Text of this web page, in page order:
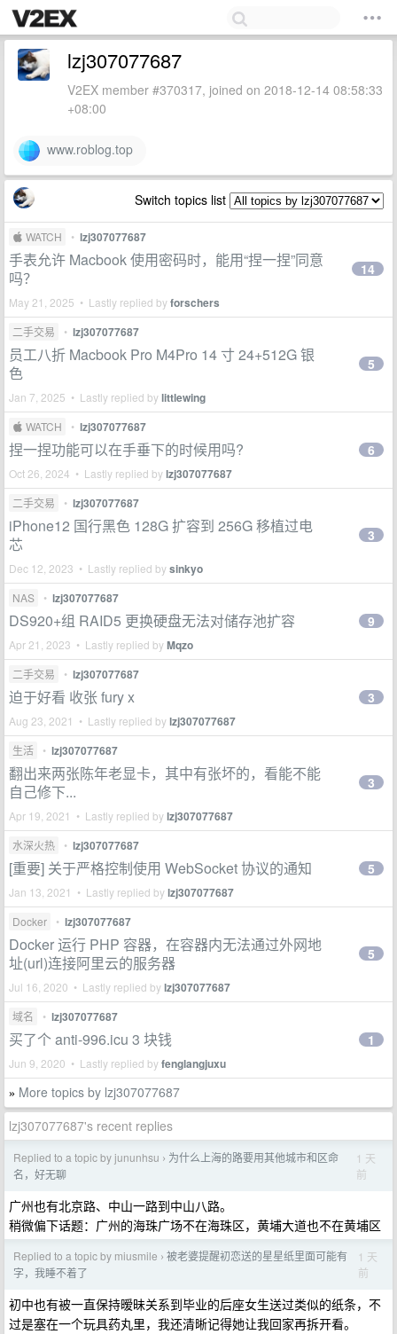
lzj307077687
V2EX member #370317, joined on 2018-12-14 08:58:33
+08:00
www.roblog.top
Switch topics list
 WATCH • lzj307077687
手表允许 Macbook 使用密码时，能用“捏一捏”同意
吗？
May 21, 2025 • Lastly replied byforschers
14
二手交易 • lzj307077687
员工八折 Macbook Pro M4Pro 14 寸 24+512G 银
色
Jan 7, 2025 • Lastly replied bylittlewing
5
 WATCH • lzj307077687
捏一捏功能可以在手垂下的时候用吗?
Oct 26, 2024 • Lastly replied bylzj307077687
6
二手交易 • lzj307077687
iPhone12 国行黑色 128G 扩容到 256G 移植过电
芯
Dec 12, 2023 • Lastly replied bysinkyo
3
NAS • lzj307077687
DS920+组 RAID5 更换硬盘无法对储存池扩容
Apr 21, 2023 • Lastly replied byMqzo
9
二手交易 • lzj307077687
迫于好看 收张 fury x
Aug 23, 2021 • Lastly replied bylzj307077687
3
生活 • lzj307077687
翻出来两张陈年老显卡，其中有张坏的，看能不能
自己修下...
Apr 19, 2021 • Lastly replied bylzj307077687
3
水深火热 • lzj307077687
[重要] 关于严格控制使用 WebSocket 协议的通知
Jan 13, 2021 • Lastly replied bylzj307077687
5
Docker • lzj307077687
Docker 运行 PHP 容器，在容器内无法通过外网地
址(url)连接阿里云的服务器
Jul 16, 2020 • Lastly replied bylzj307077687
5
域名 • lzj307077687
买了个 anti-996.icu 3 块钱
Jun 9, 2020 • Lastly replied byfenglangjuxu
1
» More topics by lzj307077687
lzj307077687's recent replies
Replied to a topic by jununhsu › 为什么上海的路要用其他城市和区命
名，好无聊
1 天
前
广州也有北京路、中山一路到中山八路。
稍微偏下话题：广州的海珠广场不在海珠区，黄埔大道也不在黄埔区
Replied to a topic by miusmile › 被老婆提醒初恋送的星星纸里面可能有
字，我睡不着了
1 天
前
初中也有被一直保持暧昧关系到毕业的后座女生送过类似的纸条，不
过是塞在一个玩具药丸里，我还清晰记得她让我回家再拆开看。